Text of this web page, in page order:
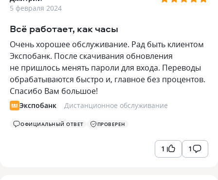
5 февраля 2024
Всё работает, как часы
Очень хорошее обслуживание. Рад быть клиентом
Экспобанк. После скачивания обновления
не пришлось менять пароли для входа. Переводы
обрабатываются быстро и, главное без процентов.
Спасибо Вам большое!
Экспобанк Дистанционное обслуживание
ОФИЦИАЛЬНЫЙ ОТВЕТ ПРОВЕРЕН
1 1